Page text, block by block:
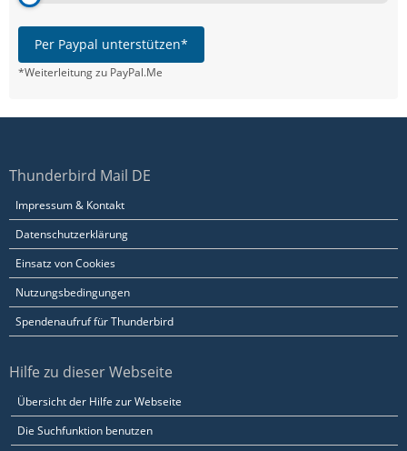
Per Paypal unterstützen*
*Weiterleitung zu PayPal.Me
Thunderbird Mail DE
Impressum & Kontakt
Datenschutzerklärung
Einsatz von Cookies
Nutzungsbedingungen
Spendenaufruf für Thunderbird
Hilfe zu dieser Webseite
Übersicht der Hilfe zur Webseite
Die Suchfunktion benutzen